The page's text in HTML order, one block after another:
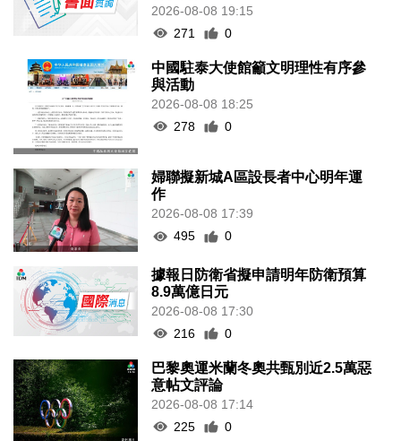
2026-08-08 19:15
271
0
中國駐泰大使館籲文明理性有序參
與活動
2026-08-08 18:25
278
0
婦聯擬新城A區設長者中心明年運
作
2026-08-08 17:39
495
0
據報日防衛省擬申請明年防衛預算
8.9萬億日元
2026-08-08 17:30
216
0
巴黎奧運米蘭冬奧共甄別近2.5萬惡
意帖文評論
2026-08-08 17:14
225
0